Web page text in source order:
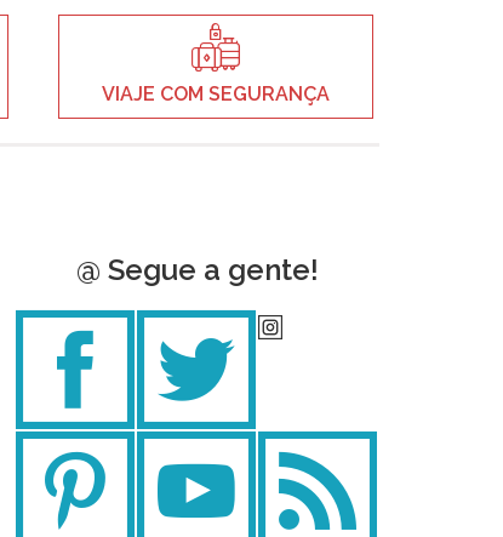
VIAJE COM SEGURANÇA
@ Segue a gente!